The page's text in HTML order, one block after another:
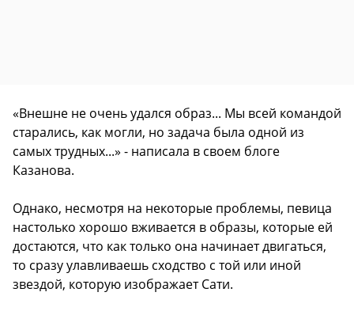
«Внешне не очень удался образ... Мы всей командой
старались, как могли, но задача была одной из
самых трудных...» - написала в своем блоге
Казанова.
Однако, несмотря на некоторые проблемы, певица
настолько хорошо вживается в образы, которые ей
достаются, что как только она начинает двигаться,
то сразу улавливаешь сходство с той или иной
звездой, которую изображает Сати.